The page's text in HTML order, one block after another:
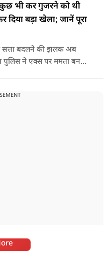
भी कर गुजरने को थी
बड़ा खेला; जानें पूरा
सत्ता बदलने की झलक अब
ने एक्स पर ममता बनर्जी